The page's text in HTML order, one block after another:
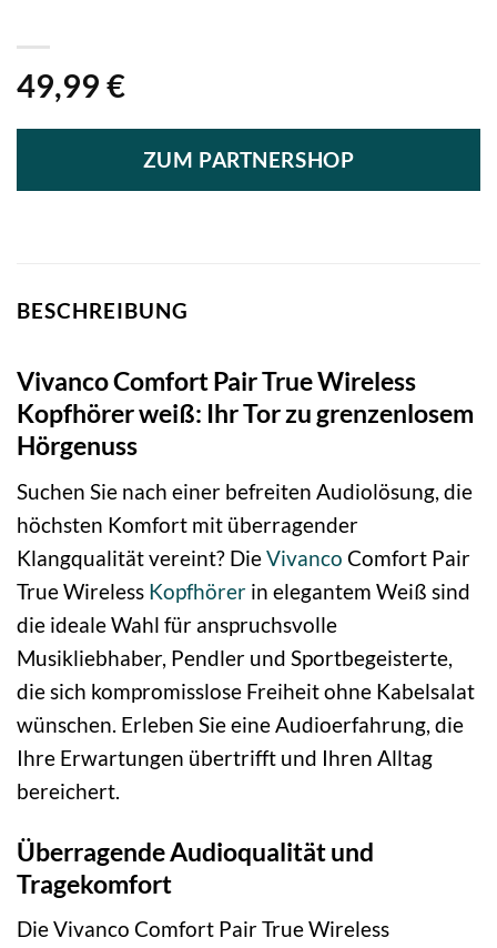
49,99 €
ZUM PARTNERSHOP
BESCHREIBUNG
Vivanco Comfort Pair True Wireless
Kopfhörer weiß: Ihr Tor zu grenzenlosem
Hörgenuss
Suchen Sie nach einer befreiten Audiolösung, die
höchsten Komfort mit überragender
Klangqualität vereint? DieVivanco Comfort Pair
True Wireless Kopfhörer in elegantem Weiß sind
die ideale Wahl für anspruchsvolle
Musikliebhaber, Pendler und Sportbegeisterte,
die sich kompromisslose Freiheit ohne Kabelsalat
wünschen. Erleben Sie eine Audioerfahrung, die
Ihre Erwartungen übertrifft und Ihren Alltag
bereichert.
Überragende Audioqualität und
Tragekomfort
Die Vivanco Comfort Pair True Wireless